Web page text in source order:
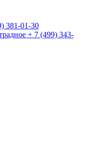
381-01-30
+ 7 (499) 343-